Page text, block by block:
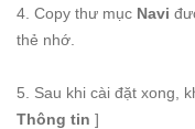
4. Copy thư mục Navi
thẻ nhớ.
5. Sau khi cài đặt xong,
Thông tin ]